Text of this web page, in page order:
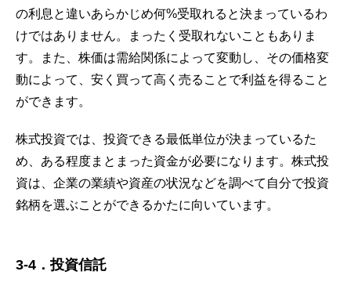
の利息と違いあらかじめ何%受取れると決まっているわ
けではありません。まったく受取れないこともありま
す。また、株価は需給関係によって変動し、その価格変
動によって、安く買って高く売ることで利益を得ること
ができます。
株式投資では、投資できる最低単位が決まっているた
め、ある程度まとまった資金が必要になります。株式投
資は、企業の業績や資産の状況などを調べて自分で投資
銘柄を選ぶことができるかたに向いています。
3-4 ．投資信託